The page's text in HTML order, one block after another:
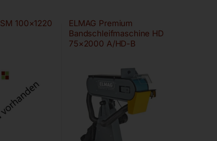
100×1220
ELMAG Premium
Bandschleifmaschine HD
75×2000 A/HD-B